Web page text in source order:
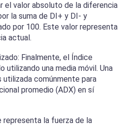
el valor absoluto de la diferencia
la suma de DI+ y DI- y
por 100. Este valor representa
actual.
Finalmente, el Índice
utilizando una media móvil. Una
utilizada comúnmente para
promedio (ADX) en sí
representa la fuerza de la